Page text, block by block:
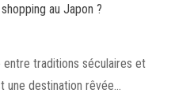
au Japon ?
traditions séculaires et
une destination rêvée…